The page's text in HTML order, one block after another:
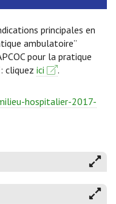
principales en
ambulatoire”
pour la pratique
cliquez ici
.
hospitalier-2017-